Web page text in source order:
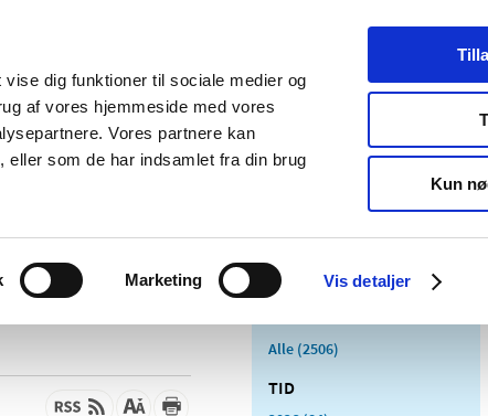
dig funktioner til sociale medier og
af vores hjemmeside med vores
Vores partnere kan
eller som de har indsamlet fra din brug
Marketing Vis detaljer
Kun
Om os Kontakt Udgivelser
Apoteker og salg af
Medicinsk
Særlige
produktområder
Alle (2506)
TID